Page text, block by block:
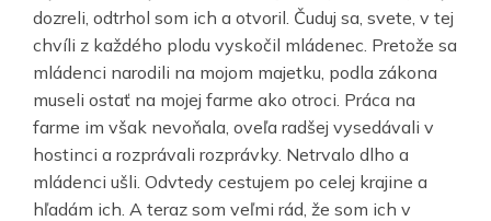
dozreli, odtrhol som ich a otvoril. Čuduj sa, svete, v tej
chvíli z každého plodu vyskočil mládenec. Pretože sa
mládenci narodili na mojom majetku, podla zákona
museli ostať na mojej farme ako otroci. Práca na
farme im však nevoňala, oveľa radšej vysedávali v
hostinci a rozprávali rozprávky. Netrvalo dlho a
mládenci ušli. Odvtedy cestujem po celej krajine a
hľadám ich. A teraz som veľmi rád, že som ich v